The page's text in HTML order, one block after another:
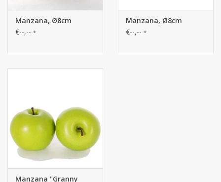
Manzana, Ø8cm
€--,-- *
Manzana, Ø8cm
€--,-- *
Manzana "Granny